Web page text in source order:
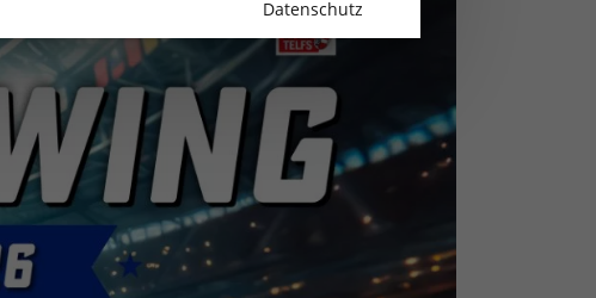
Datenschutz